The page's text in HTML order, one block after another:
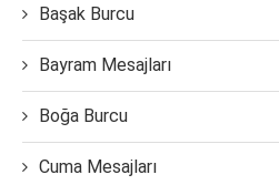
Başak Burcu
Bayram Mesajları
Boğa Burcu
Cuma Mesajları